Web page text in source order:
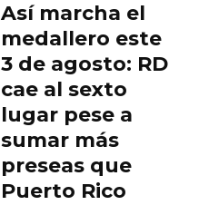
Así marcha el
medallero este
3 de agosto: RD
cae al sexto
lugar pese a
sumar más
preseas que
Puerto Rico